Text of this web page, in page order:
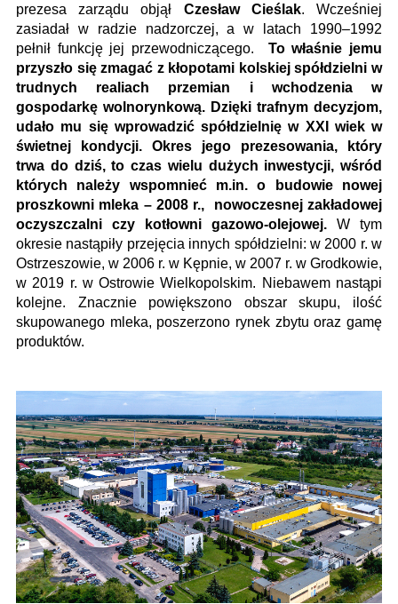
prezesa zarządu objął Czesław Cieślak. Wcześniej
zasiadał w radzie nadzorczej, a w latach 1990–1992
pełnił funkcję jej przewodniczącego. To właśnie jemu
przyszło się zmagać z kłopotami kolskiej spółdzielni w
trudnych realiach przemian i wchodzenia w
gospodarkę wolnorynkową. Dzięki trafnym decyzjom,
udało mu się wprowadzić spółdzielnię w XXI wiek w
świetnej kondycji.
Okres jego prezesowania, który
trwa do dziś, to czas wielu dużych inwestycji, wśród
których należy wspomnieć m.in. o budowie nowej
proszkowni mleka – 2008 r., nowoczesnej zakładowej
oczyszczalni czy kotłowni gazowo-olejowej. W tym
okresie nastąpiły przejęcia innych spółdzielni: w 2000 r. w
Ostrzeszowie, w 2006 r. w Kępnie, w 2007 r. w Grodkowie,
w 2019 r. w Ostrowie Wielkopolskim. Niebawem nastąpi
kolejne. Znacznie powiększono obszar skupu, ilość
skupowanego mleka, poszerzono rynek zbytu oraz gamę
produktów.